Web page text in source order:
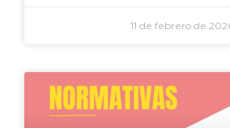
11 de febrero de